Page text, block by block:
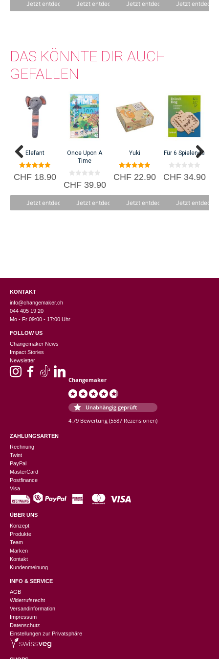
frische Art wiederbelebt.
Jetzt entdecken Jetzt entdecken Jetzt entdecken Jetzt
DAS KÖNNTE DIR AUCH
GEFALLEN
Elefant
5.00
von 5
CHF18.90
Jetzt entdecken
Once Upon A
Time
0
v
CHF39.90
Jetzt entdecken
Yuki
5.00
von 5
CHF22.90
Jetzt entdecken
Für 6 Spielende
0
v
CHF34.90
Jetzt
KONTAKT
info@changemaker.ch
044 405 19 20
Mo - Fr 09:00 - 17:00 Uhr
FOLLOW US
Changemaker News
Impact Stories
Newsletter
Changemaker
Unabhängig geprüft
4.79 Bewertung (5587 Rezensionen)
ZAHLUNGSARTEN
Rechnung
Twint
PayPal
MasterCard
Postfinance
Visa
ÜBER UNS
Konzept
Produkte
Team
Marken
Kontakt
Kundenmeinung
INFO & SERVICE
AGB
Widerrufsrecht
Versandinformation
Impressum
Datenschutz
Einstellungen zur Privatsphäre